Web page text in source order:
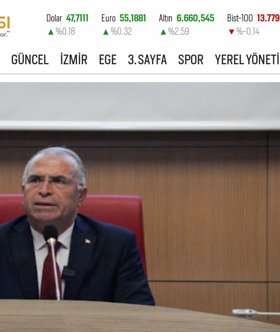
Dolar 47,7111
▲ %0.18
Euro 55,1881
▲ %0.32
Altın 6.660,545
▲ %2.59
Bist-100
▼ %-0.14
GÜNCEL İZMİR EGE 3. SAYFA SPOR YEREL